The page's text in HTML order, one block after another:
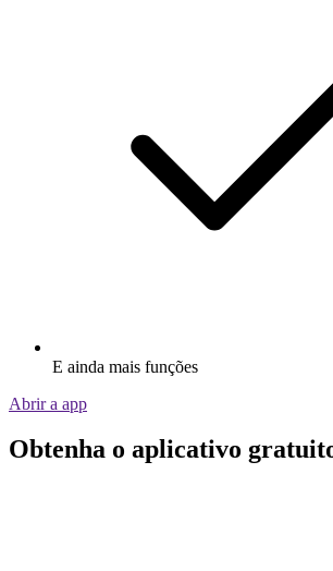
E ainda mais funções
Abrir a app
Obtenha o aplicativo